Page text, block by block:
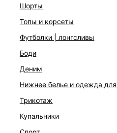
шорты
топы и корсеты
футболки | лонгсливы
боди
деним
нижнее белье и одежда
трикотаж
купальники
Приталенный крой
Лиф с отворотом
Тонкие бретели с
Застежка на скрытую
Пять цветов: черный, хаки,
слоновая кость
На модели размер 44. Крой
ДОСТАВКА И ВОЗВРАТ